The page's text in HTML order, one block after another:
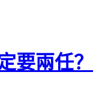
要兩任？